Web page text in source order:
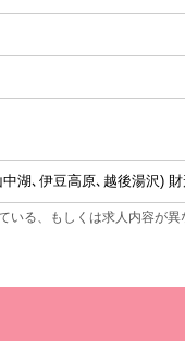
湖､伊豆高原､越後湯沢)
る、もしくは求人内容が